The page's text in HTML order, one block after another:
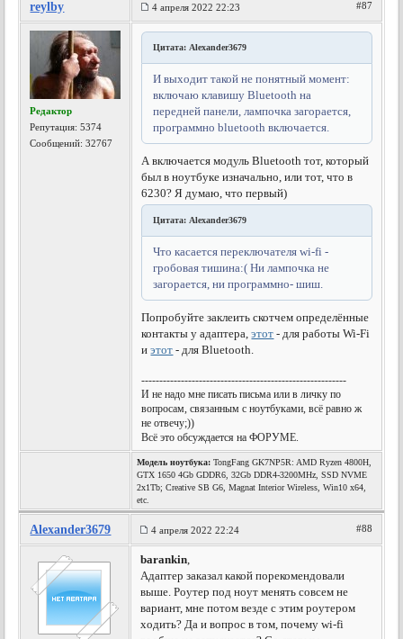
reylby 4 апреля 2022 22:23 #87
Редактор
Репутация:5374
Сообщений: 32767
Цитата: Alexander3679
И выходит такой не понятный момент:
включаю клавишу Bluetooth на
передней панели, лампочка загорается,
программно bluetooth включается.
А включается модуль Bluetooth тот, который
был в ноутбуке изначально, или тот, что в
6230? Я думаю, что первый)
Цитата: Alexander3679
Что касается переключателя wi-fi -
гробовая тишина:( Ни лампочка не
загорается, ни программно- шиш.
Попробуйте заклеить скотчем определённые
контакты у адаптера,этот - для работы Wi-Fi
иэтот - для Bluetooth.
---------------------------------------------------------
И не надо мне писать письма или в личку по
вопросам, связанным с ноутбуками, всё равно ж
не отвечу;))
Всё это обсуждается на ФОРУМЕ.
Модель ноутбука: TongFang GK7NP5R: AMD Ryzen 4800H,
GTX 1650 4Gb GDDR6, 32Gb DDR4-3200MHz, SSD NVME
2x1Tb; Creative SB G6, Magnat Interior Wireless, Win10 x64,
etc.
Alexander3679 4 апреля 2022 22:24 #88
barankin,
Адаптер заказал какой порекомендовали
выше. Роутер под ноут менять совсем не
вариант, мне потом везде с этим роутером
ходить? Да и вопрос в том, почему wi-fi